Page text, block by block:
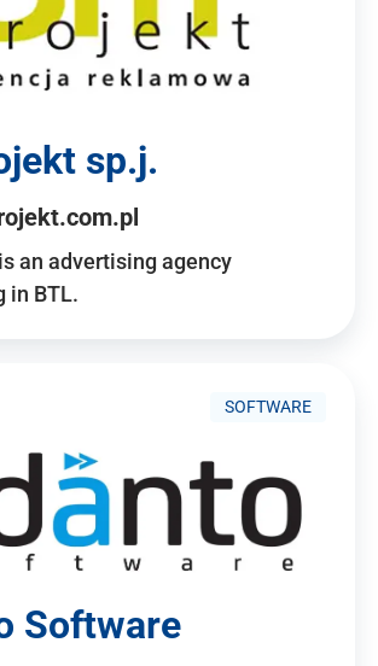
sp.j.
an advertising agency
in BTL.
SOFTWARE
Software